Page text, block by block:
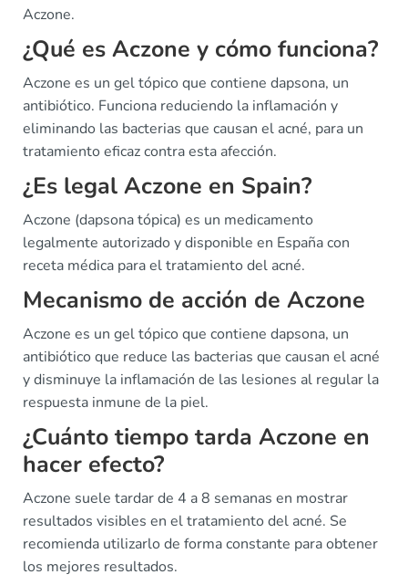
Aczone.
¿Qué es Aczone y cómo funciona?
Aczone es un gel tópico que contiene dapsona, un
antibiótico. Funciona reduciendo la inflamación y
eliminando las bacterias que causan el acné, para un
tratamiento eficaz contra esta afección.
¿Es legal Aczone en Spain?
Aczone (dapsona tópica) es un medicamento
legalmente autorizado y disponible en España con
receta médica para el tratamiento del acné.
Mecanismo de acción de Aczone
Aczone es un gel tópico que contiene dapsona, un
antibiótico que reduce las bacterias que causan el acné
y disminuye la inflamación de las lesiones al regular la
respuesta inmune de la piel.
¿Cuánto tiempo tarda Aczone en
hacer efecto?
Aczone suele tardar de 4 a 8 semanas en mostrar
resultados visibles en el tratamiento del acné. Se
recomienda utilizarlo de forma constante para obtener
los mejores resultados.